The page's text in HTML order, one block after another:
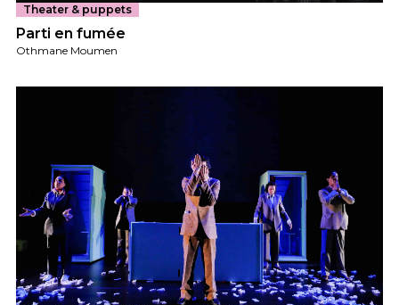
Theater & puppets
Parti en fumée
Othmane Moumen